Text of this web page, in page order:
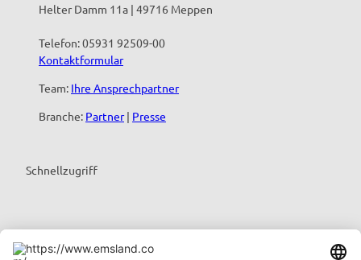
Helter Damm 11a | 49716 Meppen
Telefon: 05931 92509-00
Kontaktformular
Team: Ihre Ansprechpartner
Branche: Partner| Presse
Schnellzugriff
Prospekte & Karten